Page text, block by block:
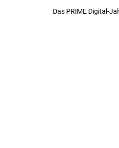
Das PRIME Digital-